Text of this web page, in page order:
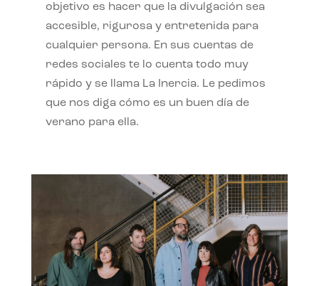
objetivo es hacer que la divulgación sea
accesible, rigurosa y entretenida para
cualquier persona. En sus cuentas de
redes sociales te lo cuenta todo muy
rápido y se llama La Inercia. Le pedimos
que nos diga cómo es un buen día de
verano para ella.